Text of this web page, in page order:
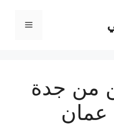
القائمة
من جدة
عمان